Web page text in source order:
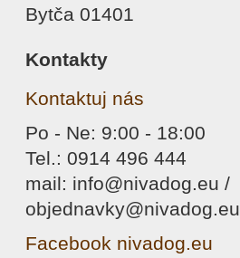
Bytča 01401
Kontakty
Kontaktuj nás
Po - Ne: 9:00 - 18:00
Tel.: 0914 496 444
mail: info@nivadog.eu /
objednavky@nivadog.eu
Facebook nivadog.eu